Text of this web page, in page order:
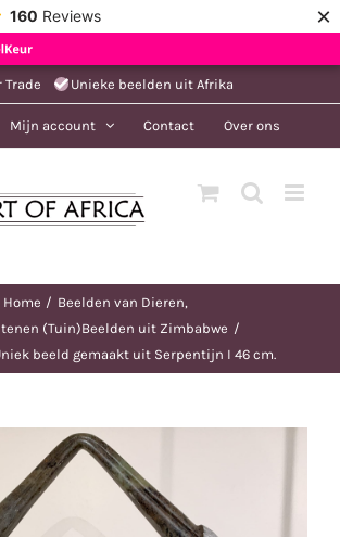
160 Reviews ×
Trade Unieke beelden uit Afrika
Mijn account Contact Over ons
Home
Beelden van Dieren
(Tuin)Beelden uit Zimbabwe
beeld gemaakt uit Serpentijn I 46 cm.